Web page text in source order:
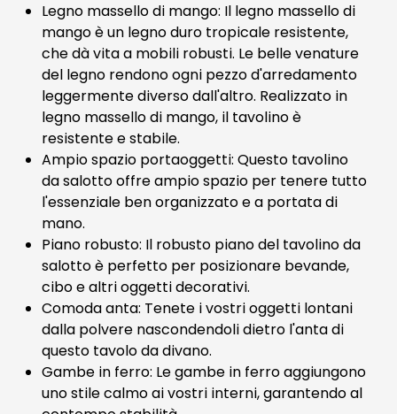
Legno massello di mango: Il legno massello di
mango è un legno duro tropicale resistente,
che dà vita a mobili robusti. Le belle venature
del legno rendono ogni pezzo d'arredamento
leggermente diverso dall'altro. Realizzato in
legno massello di mango, il tavolino è
resistente e stabile.
Ampio spazio portaoggetti: Questo tavolino
da salotto offre ampio spazio per tenere tutto
l'essenziale ben organizzato e a portata di
mano.
Piano robusto: Il robusto piano del tavolino da
salotto è perfetto per posizionare bevande,
cibo e altri oggetti decorativi.
Comoda anta: Tenete i vostri oggetti lontani
dalla polvere nascondendoli dietro l'anta di
questo tavolo da divano.
Gambe in ferro: Le gambe in ferro aggiungono
uno stile calmo ai vostri interni, garantendo al